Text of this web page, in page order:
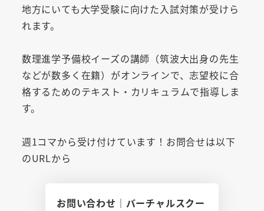
地方にいても大学受験に向けた入試対策が受けら
れます。
数理進学予備校イーズの講師（筑波大出身の先生
などが数多く在籍）がオンラインで、志望校に合
格するためのテキスト・カリキュラムで指導しま
す。
週1コマから受け付けています！お問合せは以下
のURLから
お問い合わせ｜バーチャルスクー